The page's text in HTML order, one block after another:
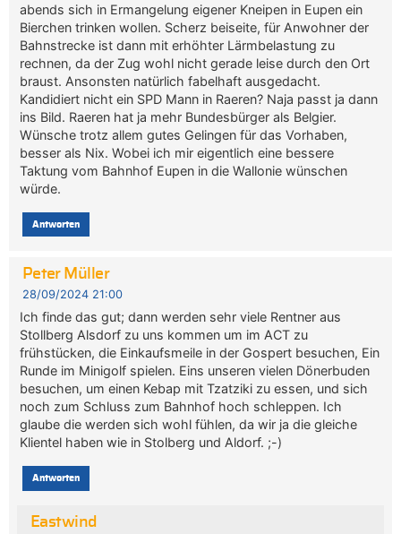
abends sich in Ermangelung eigener Kneipen in Eupen ein
Bierchen trinken wollen. Scherz beiseite, für Anwohner der
Bahnstrecke ist dann mit erhöhter Lärmbelastung zu
rechnen, da der Zug wohl nicht gerade leise durch den Ort
braust. Ansonsten natürlich fabelhaft ausgedacht.
Kandidiert nicht ein SPD Mann in Raeren? Naja passt ja dann
ins Bild. Raeren hat ja mehr Bundesbürger als Belgier.
Wünsche trotz allem gutes Gelingen für das Vorhaben,
besser als Nix. Wobei ich mir eigentlich eine bessere
Taktung vom Bahnhof Eupen in die Wallonie wünschen
würde.
Antworten
Peter Müller
28/09/2024 21:00
Ich finde das gut; dann werden sehr viele Rentner aus
Stollberg Alsdorf zu uns kommen um im ACT zu
frühstücken, die Einkaufsmeile in der Gospert besuchen, Ein
Runde im Minigolf spielen. Eins unseren vielen Dönerbuden
besuchen, um einen Kebap mit Tzatziki zu essen, und sich
noch zum Schluss zum Bahnhof hoch schleppen. Ich
glaube die werden sich wohl fühlen, da wir ja die gleiche
Klientel haben wie in Stolberg und Aldorf. ;-)
Antworten
Eastwind